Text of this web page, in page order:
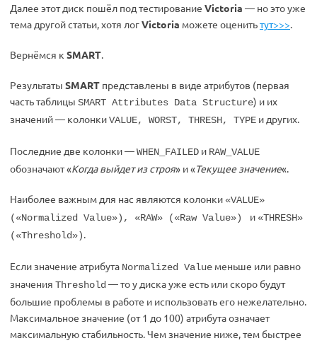
Далее этот диск пошёл под тестирование Victoria — но это уже
тема другой статьи, хотя логVictoria можете оценитьтут>>>.
Вернёмся к SMART.
Результаты SMART представлены в виде атрибутов (первая
часть таблицы SMART Attributes Data Structure) и их
значений — колонкиVALUE, WORST, THRESH, TYPE и других.
Последние две колонки —WHEN_FAILED и RAW_VALUE
обозначают «Когда выйдет из строя» и «Текущее значение«.
Наиболее важным для нас являются колонки «VALUE»
(«Normalized Value»), «RAW» («Raw Value»)
и «THRESH»
(«Threshold»).
Если значение атрибута Normalized Value меньше или равно
значения Threshold — то у диска уже есть или скоро будут
большие проблемы в работе и использовать его нежелательно.
Максимальное значение (от 1 до 100) атрибута означает
максимальную стабильность. Чем значение ниже, тем быстрее